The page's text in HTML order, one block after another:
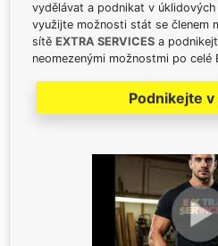
vydělávat a podnikat v
využijte možnosti stát se členem
sítě EXTRA SERVICES a
neomezenými možnostmi po celé
Podnikejte